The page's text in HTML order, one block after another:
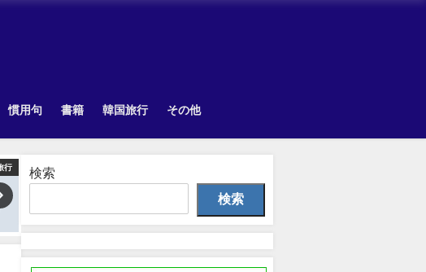
慣用句 書籍 韓国旅行 その他
Uncategorized
検索
検索